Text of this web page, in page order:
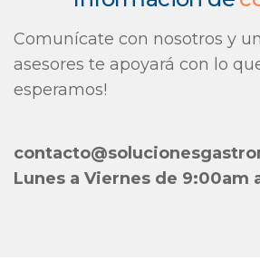
Comunícate con nosotros y
asesores te apoyará con lo
esperamos!
Lunes a Viernes de 9:00am